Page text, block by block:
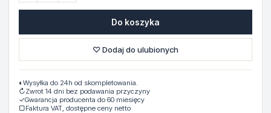
Do koszyka
♡ Dodaj do ulubionych
◐ Wysyłka do 24h od skompletowania.
↻Zwrot 14 dni bez podawania przyczyny
✓Gwarancja producenta do 60 miesięcy
▢Faktura VAT, dostępne ceny netto